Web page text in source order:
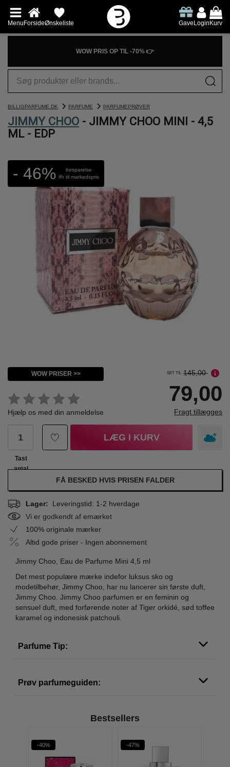
MenuForsideØnskeliste GaveLoginKurv
WOW PRIS OP TIL -70% 👉
BILLIGPARFUME.DK PARFUME PARFUMEPRØVER
JIMMY CHOO - JIMMY CHOO MINI - 4,5
ML - EDP
- 46%
besparelse
ifh til markedspris
WOW PRISER >>
Hjælp os med din anmeldelse
SET TIL 145,00
79,00
Fragt tillægges
Tast
antal
LÆG I KURV
FÅ BESKED HVIS PRISEN FALDER
Lager: Leveringstid: 1-2 hverdage
Vi er godkendt af emærket
100% originale mærker
Altid gode priser - Ingen abonnement
Jimmy Choo, Eau de Parfume Mini 4,5 ml
Det mest populære mærke indefor luksus sko og
modetilbehør, Jimmy Choo, har nu lancerer sin første duft,
Jimmy Choo. Jimmy Choo parfumen er en feminin og
sensuel duft, med forførende noter af Tiger orkidé, sød toffee
karamel og indonesisk patchouli.
Parfume Tip:
Prøv parfumeguiden:
Bestsellers
-40% -47%